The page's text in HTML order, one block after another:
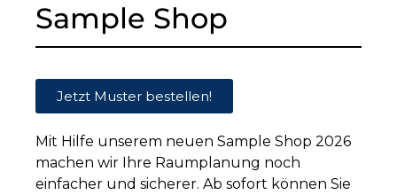
Sample Shop
Jetzt Muster bestellen!
Mit Hilfe unserem neuen Sample Shop 2026
machen wir Ihre Raumplanung noch
einfacher und sicherer. Ab sofort können Sie